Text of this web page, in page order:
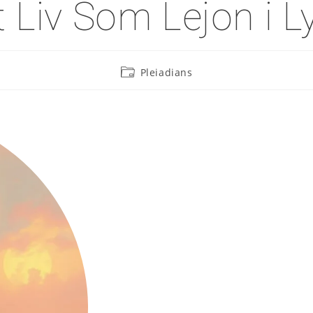
Liv Som Lejon i
Pleiadians